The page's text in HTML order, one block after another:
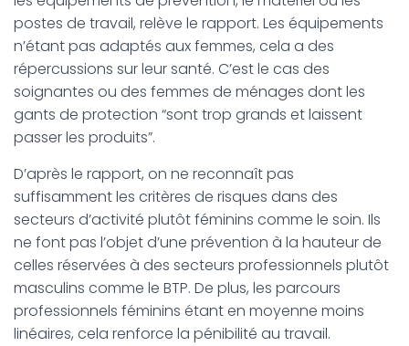
postes de travail, relève le rapport. Les équipements
n’étant pas adaptés aux femmes, cela a des
répercussions sur leur santé. C’est le cas des
soignantes ou des femmes de ménages dont les
gants de protection “sont trop grands et laissent
passer les produits”.
D’après le rapport, on ne reconnaît pas
suffisamment les critères de risques dans des
secteurs d’activité plutôt féminins comme le soin. Ils
ne font pas l’objet d’une prévention à la hauteur de
celles réservées à des secteurs professionnels plutôt
masculins comme le BTP. De plus, les parcours
professionnels féminins étant en moyenne moins
linéaires, cela renforce la pénibilité au travail.